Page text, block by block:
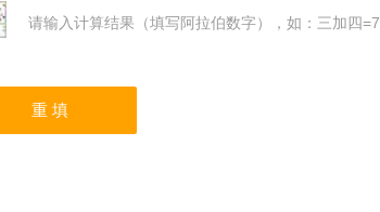
请输入计算结果（填写阿拉伯数字），如：三加四=7